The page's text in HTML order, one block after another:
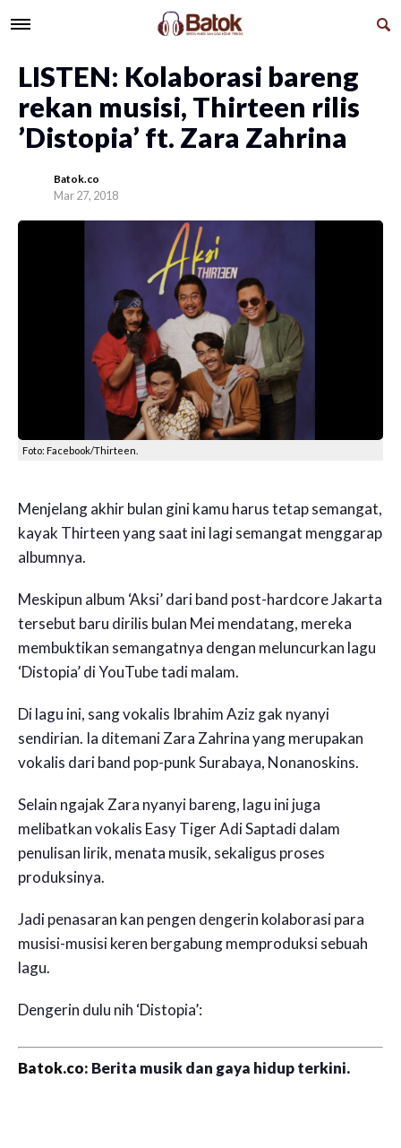
LISTEN: Kolaborasi bareng
rekan musisi, Thirteen rilis
’Distopia’ ft. Zara Zahrina
Batok.co
Mar 27, 2018
Foto: Facebook/Thirteen.
Menjelang akhir bulan gini kamu harus tetap semangat,
kayak Thirteen yang saat ini lagi semangat menggarap
albumnya.
Meskipun album ‘Aksi’ dari band post-hardcore Jakarta
tersebut baru dirilis bulan Mei mendatang, mereka
membuktikan semangatnya dengan meluncurkan lagu
‘Distopia’ di YouTube tadi malam.
Di lagu ini, sang vokalis Ibrahim Aziz gak nyanyi
sendirian. Ia ditemani Zara Zahrina yang merupakan
vokalis dari band pop-punk Surabaya, Nonanoskins.
Selain ngajak Zara nyanyi bareng, lagu ini juga
melibatkan vokalis Easy Tiger Adi Saptadi dalam
penulisan lirik, menata musik, sekaligus proses
produksinya.
Jadi penasaran kan pengen dengerin kolaborasi para
musisi-musisi keren bergabung memproduksi sebuah
lagu.
Dengerin dulu nih ‘Distopia’:
Batok.co: Berita musik dan gaya hidup terkini.